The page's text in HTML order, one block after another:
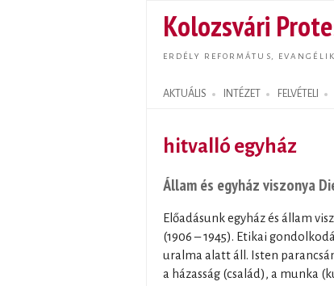
Kolozsvári
ERDÉLY REFORMÁTUS,
AKTUÁLIS INTÉZET FELVÉTELI
Search form
hitvalló egyház
Állam és egyház viszonya
Előadásunk egyház és állam
(1906 – 1945). Etikai
uralma alatt áll. Isten
a házasság (család), a munka